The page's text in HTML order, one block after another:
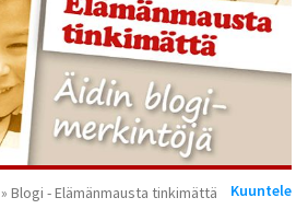
» Blogi - Elämänmausta tinkimättä Kuuntele